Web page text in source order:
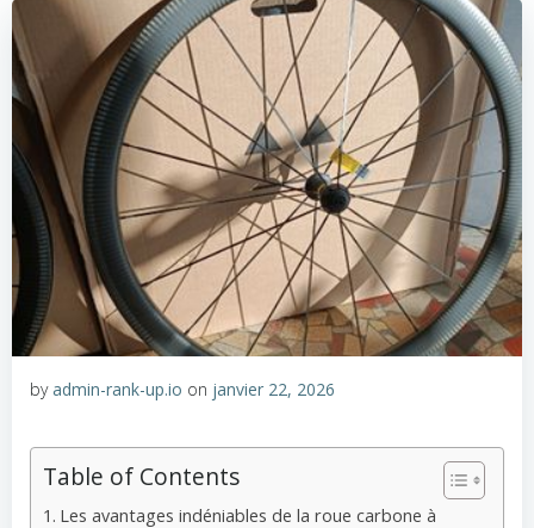
byadmin-rank-up.io on janvier 22, 2026
Table of Contents
Les avantages indéniables de la roue carbone à